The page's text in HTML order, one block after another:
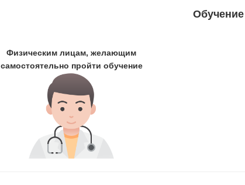
Физическим лицам, желающим
самостоятельно пройти обучение